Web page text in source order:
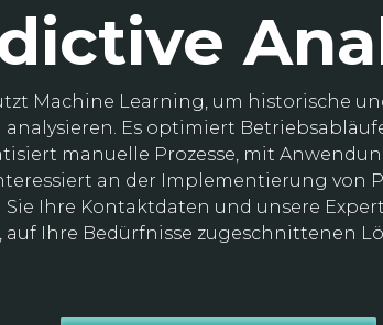
Machine Learning, um historische
Es optimiert
manuelle Prozesse, mit
an der Implementierung von
Ihre Kontaktdaten und unsere
auf Ihre Bedürfnisse zugeschnittenen